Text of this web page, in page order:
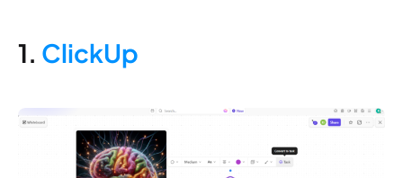
1. ClickUp